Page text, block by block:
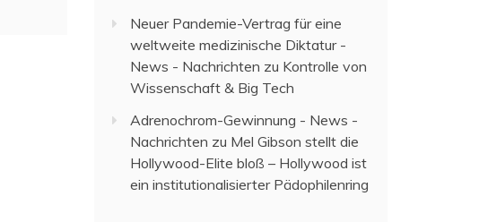
Neuer Pandemie-Vertrag für eine
weltweite medizinische Diktatur -
News - Nachrichten zu Kontrolle von
Wissenschaft & Big Tech
Adrenochrom-Gewinnung - News -
Nachrichten zu Mel Gibson stellt die
Hollywood-Elite bloß – Hollywood ist
ein institutionalisierter Pädophilenring